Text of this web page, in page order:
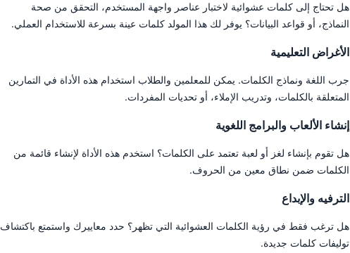
هل تحتاج إلى كلمات عشوائية لاختبار عناصر واجهة المستخدم، التحقق من صحة
النماذج، أو قواعد البيانات؟ يوفر لك هذا المولد كلمات عينة بسرعة للاستخدام العملي.
الأغراض التعليمية
جرب اللغة ونماذج الكلمات. يمكن للمعلمين والطلاب استخدام هذه الأداة في التمارين
المتعلقة بالكلمات، وتدريب الإملاء، أو تحديات المفردات.
إنشاء الألعاب والبرامج اللغوية
هل تقوم بإنشاء لغز أو لعبة تعتمد على الكلمات؟ استخدم هذه الأداة لإنشاء قائمة من
الكلمات ضمن نطاق معين من الحروف.
الترفيه والإبداع
هل ترغب فقط في رؤية الكلمات العشوائية التي تظهر؟ حدد معاييرك واستمتع باكتشاف
توليفات كلمات جديدة.